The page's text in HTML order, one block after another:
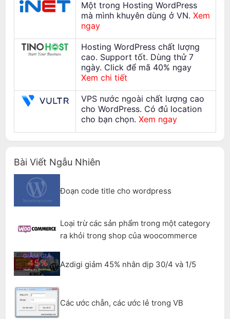
Một trong Hosting WordPress
mà mình khuyên dùng ở VN. Xem
ngay
Hosting WordPress chất lượng
cao. Support tốt. Dùng thử 7
ngày. Click để mã 40% ngay
Xem chi tiết
VPS nước ngoài chất lượng cao
cho WordPress. Có đủ location
cho bạn chọn. Xem ngay
Bài Viết Ngẫu Nhiên
Đoạn code title cho wordpress
Loại trừ các sản phẩm trong một category
ra khỏi trong shop của woocommerce
Azdigi giảm 45% nhân dịp 30/4 và 1/5
Các ước chẵn, các ước lẻ trong VB